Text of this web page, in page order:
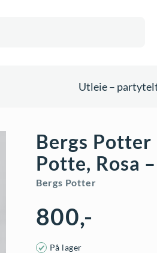
Utleie –
Bergs Potter
Potte, Rosa
Bergs Potter
800,-
På lager